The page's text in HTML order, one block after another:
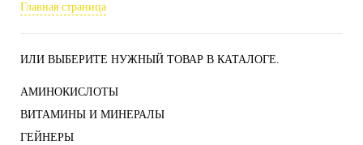
Главная страница
ИЛИ ВЫБЕРИТЕ НУЖНЫЙ ТОВАР В КАТАЛОГЕ.
АМИНОКИСЛОТЫ
ВИТАМИНЫ И МИНЕРАЛЫ
ГЕЙНЕРЫ